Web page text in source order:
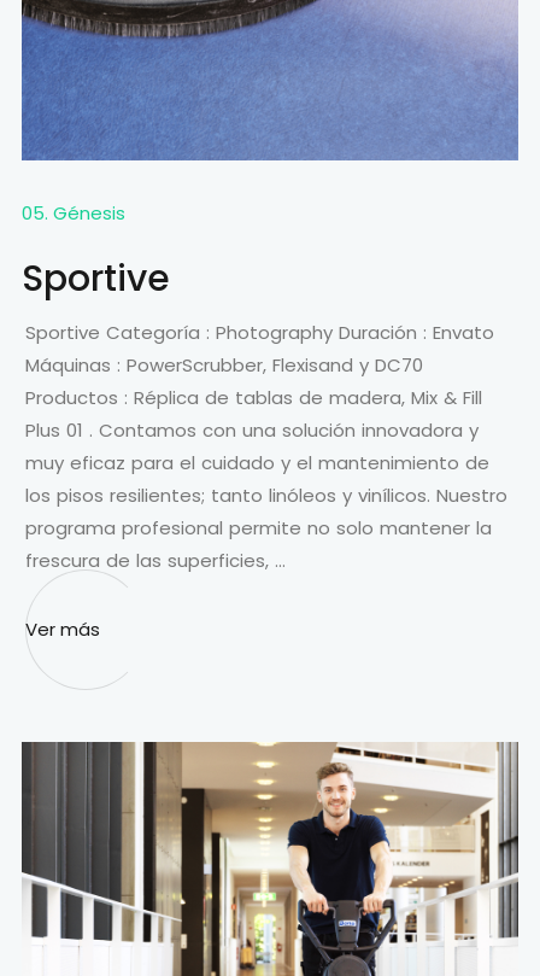
05. Génesis
Sportive
Sportive Categoría : Photography Duración : Envato
Máquinas : PowerScrubber, Flexisand y DC70
Productos : Réplica de tablas de madera, Mix & Fill
Plus 01 . Contamos con una solución innovadora y
muy eficaz para el cuidado y el mantenimiento de
los pisos resilientes; tanto linóleos y vinílicos. Nuestro
programa profesional permite no solo mantener la
frescura de las superficies, …
Ver más